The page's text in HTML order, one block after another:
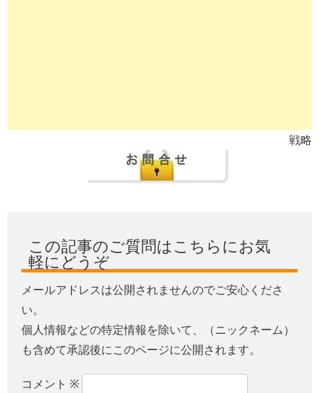
戦略
この記事のご質問はこちらにお気
軽にどうぞ
メールアドレスは公開されませんのでご安心くださ
い。
個人情報などの特定情報を除いて、（ニックネーム）
も含めて承認後にこのページに公開されます。
コメント ※